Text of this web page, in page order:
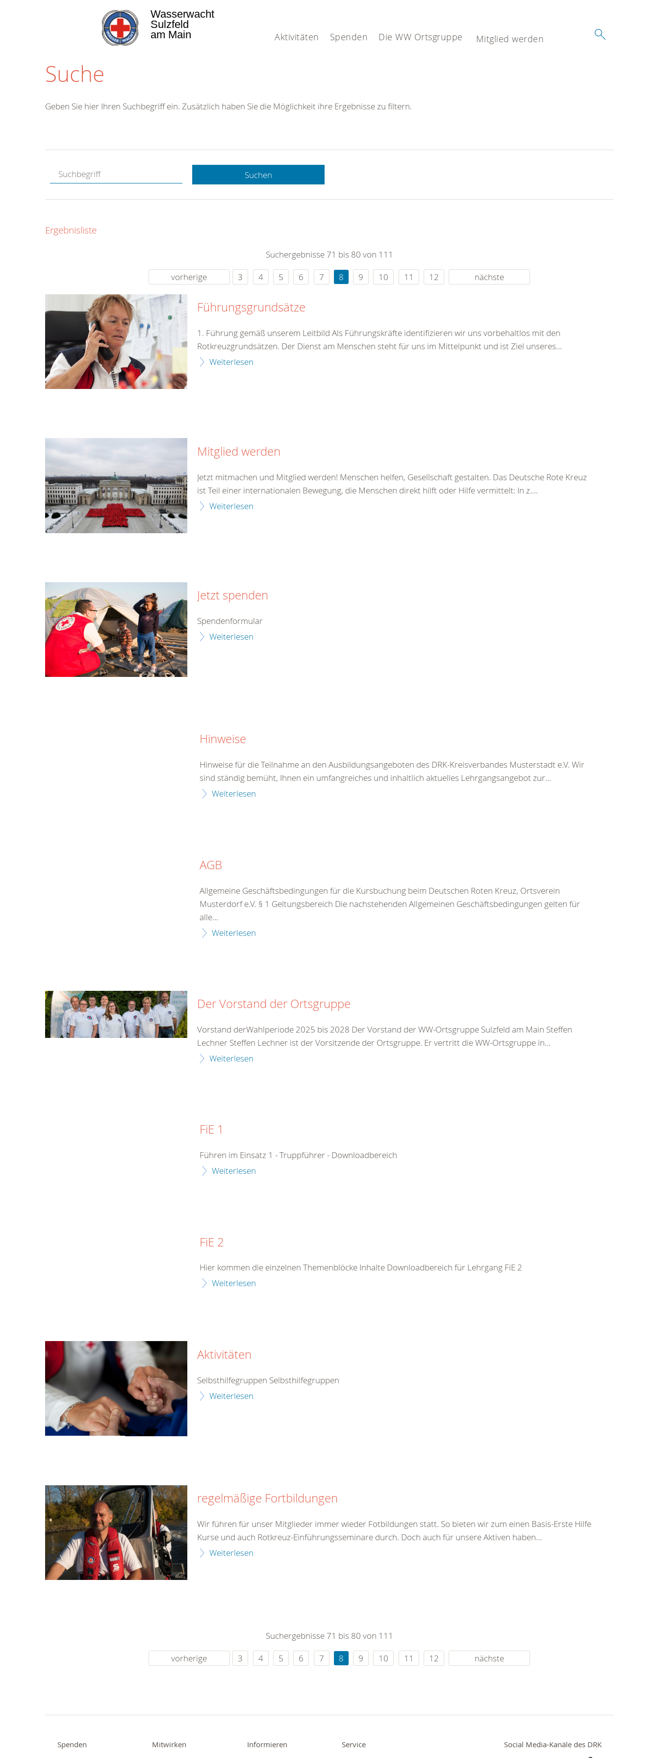
Aktivitäten Spenden Die WW Ortsgruppe Mitglied werden
Wasserwacht
Sulzfeld
am Main
Suche
Hotline.
gerne.
rund um die Uhr
Geben Sie hier Ihren Suchbegriff ein. Zusätzlich haben Sie die Möglichkeit ihre Ergebnisse zu filtern.
Suchen
Ergebnisliste
Suchergebnisse 71 bis 80 von 111
vorherige
3 4 5 6 7 8 9 10 11 12 nächste
Führungsgrundsätze
1. Führung gemäß unserem Leitbild Als Führungskräfte identifizieren wir uns vorbehaltlos mit den
Rotkreuzgrundsätzen. Der Dienst am Menschen steht für uns im Mittelpunkt und ist Ziel unseres...
Weiterlesen
Mitglied werden
Jetzt mitmachen und Mitglied werden! Menschen helfen, Gesellschaft gestalten. Das Deutsche Rote Kreuz
ist Teil einer internationalen Bewegung, die Menschen direkt hilft oder Hilfe vermittelt: In z....
Weiterlesen
Jetzt spenden
Spendenformular
Weiterlesen
Hinweise
Hinweise für die Teilnahme an den Ausbildungsangeboten des DRK-Kreisverbandes Musterstadt e.V. Wir
sind ständig bemüht, Ihnen ein umfangreiches und inhaltlich aktuelles Lehrgangsangebot zur...
Weiterlesen
AGB
Allgemeine Geschäftsbedingungen für die Kursbuchung beim Deutschen Roten Kreuz, Ortsverein
Musterdorf e.V. § 1 Geltungsbereich Die nachstehenden Allgemeinen Geschäftsbedingungen gelten für
alle...
Weiterlesen
Der Vorstand der Ortsgruppe
Vorstand derWahlperiode 2025 bis 2028 Der Vorstand der WW-Ortsgruppe Sulzfeld am Main Steffen
Lechner Steffen Lechner ist der Vorsitzende der Ortsgruppe. Er vertritt die WW-Ortsgruppe in...
Weiterlesen
FiE 1
Führen im Einsatz 1 - Truppführer - Downloadbereich
Weiterlesen
FiE 2
Hier kommen die einzelnen Themenblöcke Inhalte Downloadbereich für Lehrgang FiE 2
Weiterlesen
Aktivitäten
Selbsthilfegruppen Selbsthilfegruppen
Weiterlesen
regelmäßige Fortbildungen
Wir führen für unser Mitglieder immer wieder Fotbildungen statt. So bieten wir zum einen Basis-Erste Hilfe
Kurse und auch Rotkreuz-Einführungsseminare durch. Doch auch für unsere Aktiven haben...
Weiterlesen
Suchergebnisse 71 bis 80 von 111
vorherige
3 4 5 6 7 8 9 10 11 12 nächste
Spenden
Mitwirken
Informieren
Service
Social Media-Kanäle des DRK